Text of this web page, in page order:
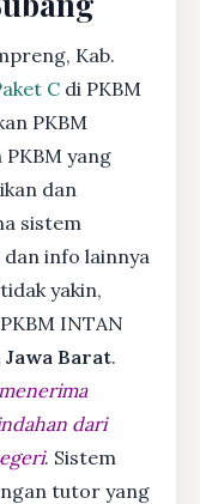
Kab.
C di PKBM
PKBM
yang
dan
sistem
info lainnya
yakin,
INTAN
Barat.
menerima
dari
. Sistem
tutor yang